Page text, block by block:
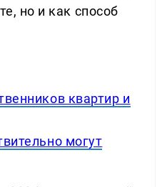
но и как способ
квартир и
могут